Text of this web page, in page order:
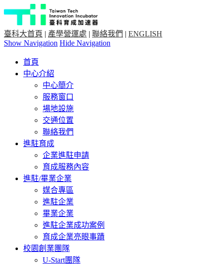
臺科大首頁 | 產學營運處 | 聯絡我們 | ENGLISH
Show Navigation Hide Navigation
首頁
中心介紹
中心簡介
服務窗口
場地設施
交通位置
聯絡我們
進駐育成
企業進駐申請
育成服務內容
進駐/畢業企業
媒合專區
進駐企業
畢業企業
進駐企業成功案例
育成企業亮眼事蹟
校園創業團隊
U-Start團隊